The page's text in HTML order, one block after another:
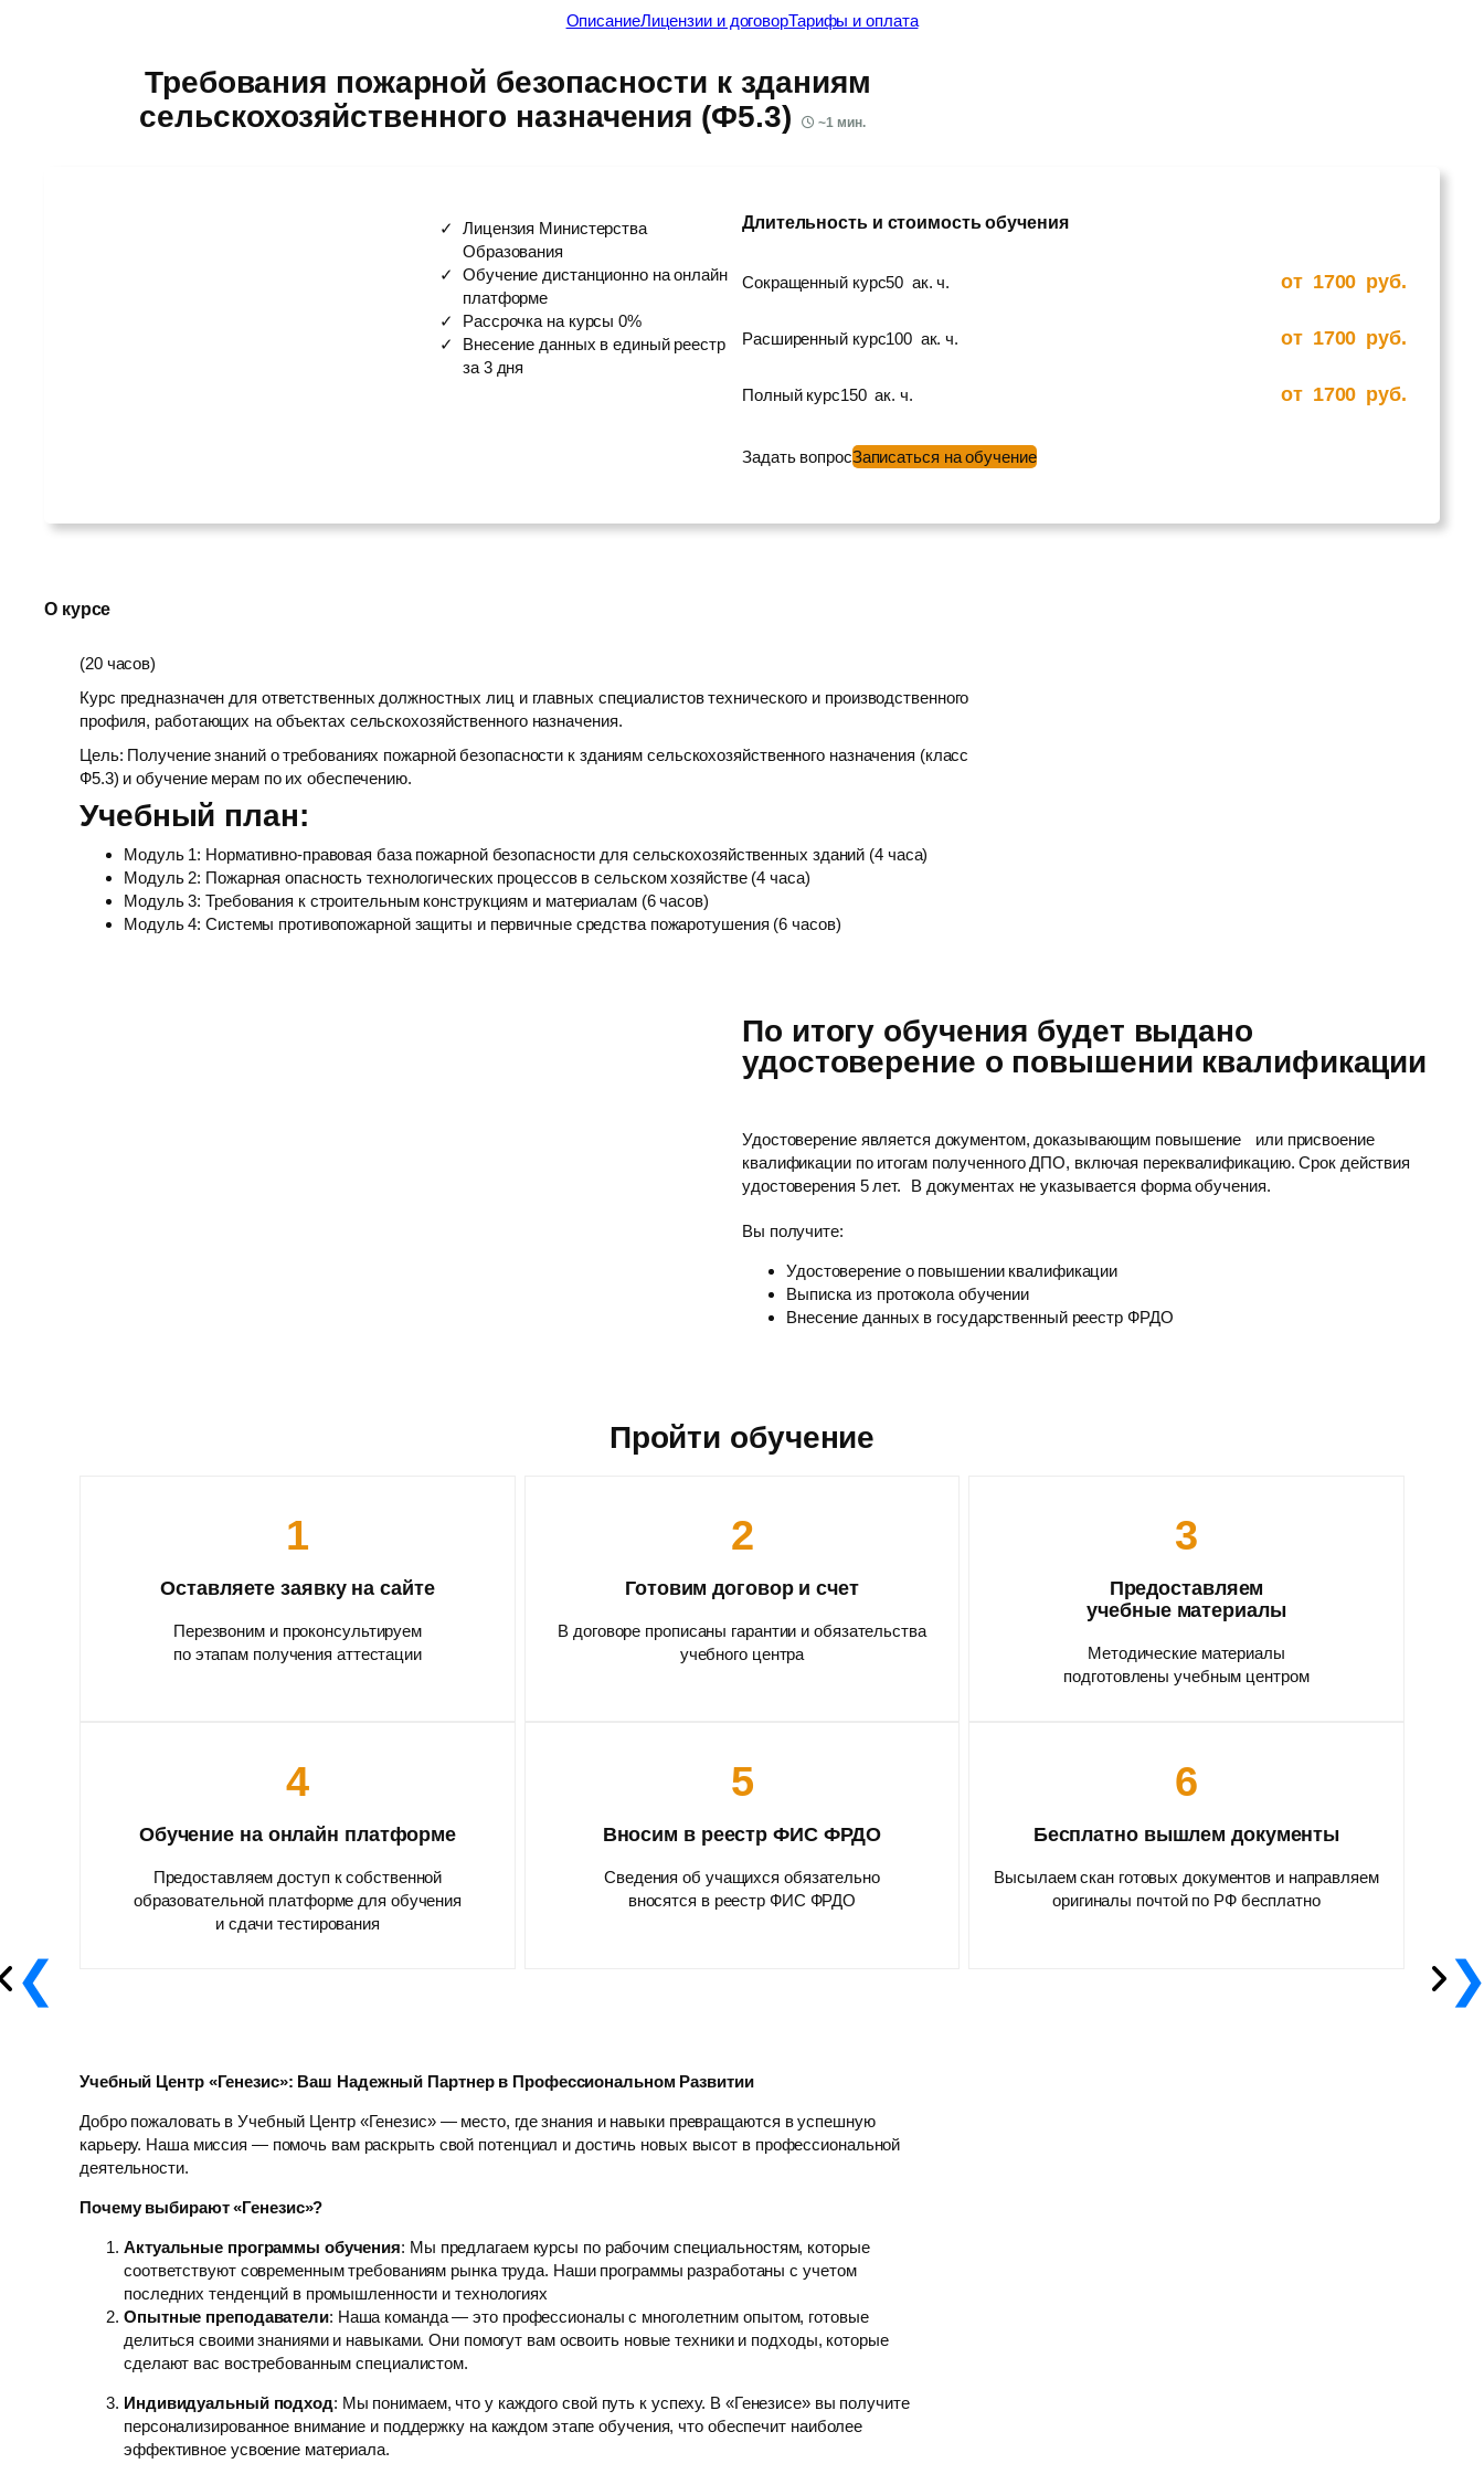
ОписаниеЛицензии и договорТарифы и оплата
Требования пожарной безопасности к зданиям
сельскохозяйственного назначения (Ф5.3)
~1 мин.
Лицензия Министерства
Образования
Обучение дистанционно на онлайн
платформе
Рассрочка на курсы 0%
Внесение данных в единый реестр
за 3 дня
Длительность и стоимость обучения
Сокращенный курс50 ак. ч. от 1700 руб.
Расширенный курс100 ак. ч. от 1700 руб.
Полный курс150 ак. ч. от 1700 руб.
Задать вопросЗаписаться на обучение
О курсе
(20 часов)
Курс предназначен для ответственных должностных лиц и главных специалистов технического и производственного
профиля, работающих на объектах сельскохозяйственного назначения.
Цель: Получение знаний о требованиях пожарной безопасности к зданиям сельскохозяйственного назначения (класс
Ф5.3) и обучение мерам по их обеспечению.
Учебный план:
Модуль 1: Нормативно-правовая база пожарной безопасности для сельскохозяйственных зданий (4 часа)
Модуль 2: Пожарная опасность технологических процессов в сельском хозяйстве (4 часа)
Модуль 3: Требования к строительным конструкциям и материалам (6 часов)
Модуль 4: Системы противопожарной защиты и первичные средства пожаротушения (6 часов)
По итогу обучения будет выдано
удостоверение о повышении квалификации
Удостоверение является документом, доказывающим повышение или присвоение
квалификации по итогам полученного ДПО, включая переквалификацию. Срок действия
удостоверения 5 лет. В документах не указывается форма обучения.
Вы получите:
Удостоверение о повышении квалификации
Выписка из протокола обучении
Внесение данных в государственный реестр ФРДО
Пройти обучение
1
Оставляете заявку на сайте
Перезвоним и проконсультируем
по этапам получения аттестации
2
Готовим договор и счет
В договоре прописаны гарантии и обязательства
учебного центра
3
Предоставляем
учебные материалы
Методические материалы
подготовлены учебным центром
4
Обучение на онлайн платформе
Предоставляем доступ к собственной
образовательной платформе для обучения
и сдачи тестирования
5
Вносим в реестр ФИС ФРДО
Сведения об учащихся обязательно
вносятся в реестр ФИС ФРДО
6
Бесплатно вышлем документы
Высылаем скан готовых документов и направляем
оригиналы почтой по РФ бесплатно
Учебный Центр «Генезис»: Ваш Надежный Партнер в Профессиональном Развитии
Добро пожаловать в Учебный Центр «Генезис» — место, где знания и навыки превращаются в успешную
карьеру. Наша миссия — помочь вам раскрыть свой потенциал и достичь новых высот в профессиональной
деятельности.
Почему выбирают «Генезис»?
Актуальные программы обучения: Мы предлагаем курсы по рабочим специальностям, которые
соответствуют современным требованиям рынка труда. Наши программы разработаны с учетом
последних тенденций в промышленности и технологиях
Опытные преподаватели: Наша команда — это профессионалы с многолетним опытом, готовые
делиться своими знаниями и навыками. Они помогут вам освоить новые техники и подходы, которые
сделают вас востребованным специалистом.
Индивидуальный подход: Мы понимаем, что у каждого свой путь к успеху. В «Генезисе» вы получите
персонализированное внимание и поддержку на каждом этапе обучения, что обеспечит наиболее
эффективное усвоение материала.